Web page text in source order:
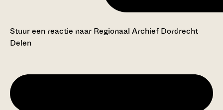
Stuur een reactie naar Regionaal Archief Dordrecht
Delen